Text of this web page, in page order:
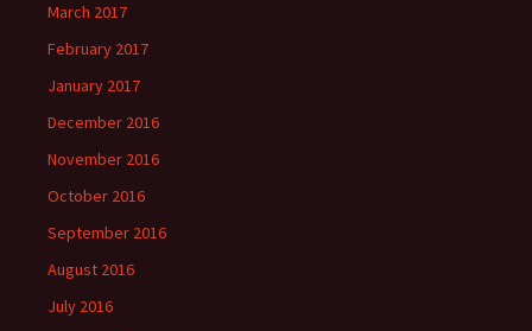
March 2017
February 2017
January 2017
December 2016
November 2016
October 2016
September 2016
August 2016
July 2016